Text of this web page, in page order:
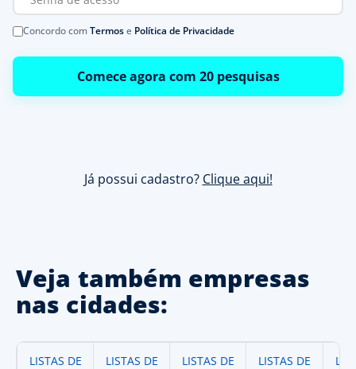
Concordo comTermose Política de Privacidade
Comece agora com 20 pesquisas
Já possui cadastro? Clique aqui!
Veja também empresas
nas cidades:
LISTAS DE
LISTAS DE
LISTAS DE
LISTAS DE